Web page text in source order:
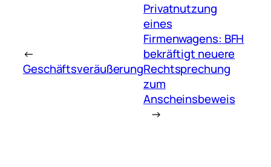
←
Geschäftsveräußerung
Privatnutzung
eines
Firmenwagens: BFH
bekräftigt neuere
Rechtsprechung
zum
Anscheinsbeweis
→